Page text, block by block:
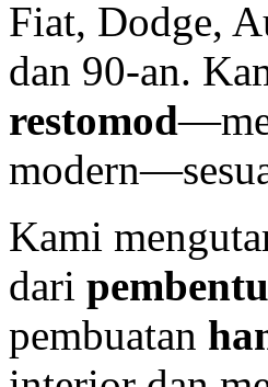
Fiat, Dodge,
dan 90-an.
restomod
Kami
dari
pembuatan